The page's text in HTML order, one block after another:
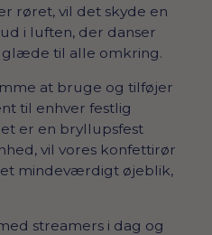
røret, vil det skyde en
i luften, der danser
til alle omkring.
at bruge og tilføjer
til enhver festlig
er en bryllupsfest
vil vores konfettirør
mindeværdigt øjeblik,
streamers i dag og